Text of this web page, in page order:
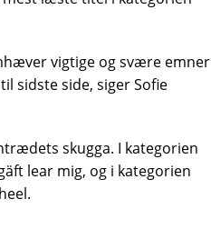
vigtige og svære emner
sidste side, siger Sofie
skugga. I kategorien
lear mig, og i kategorien